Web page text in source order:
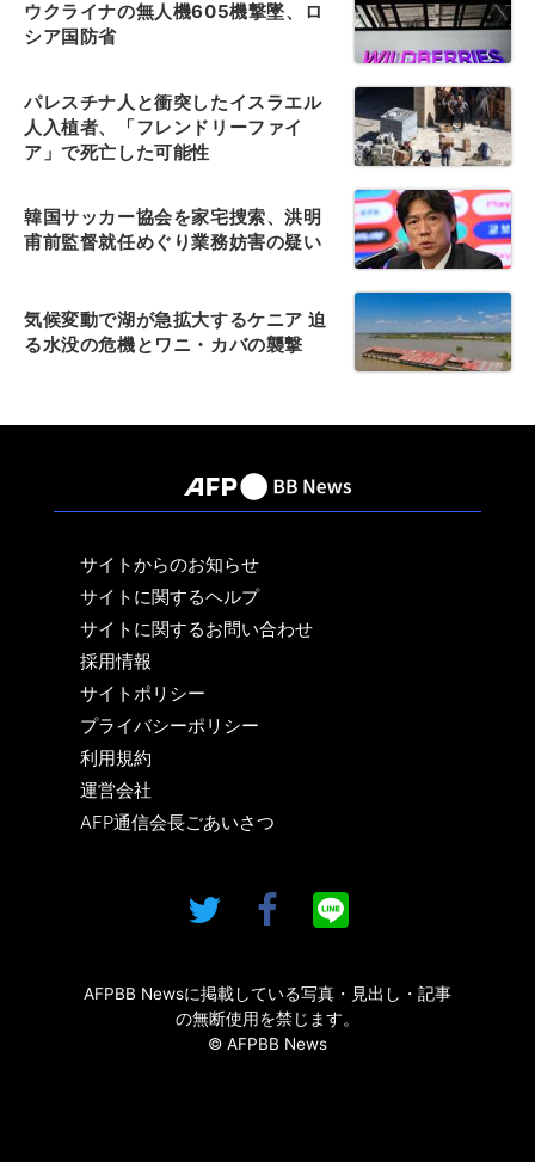
ウクライナの無人機605機撃墜、ロ
シア国防省
パレスチナ人と衝突したイスラエル
人入植者、「フレンドリーファイ
ア」で死亡した可能性
韓国サッカー協会を家宅捜索、洪明
甫前監督就任めぐり業務妨害の疑い
気候変動で湖が急拡大するケニア 迫
る水没の危機とワニ・カバの襲撃
サイトからのお知らせ
サイトに関するヘルプ
サイトに関するお問い合わせ
採用情報
サイトポリシー
プライバシーポリシー
利用規約
運営会社
AFP通信会長ごあいさつ
AFPBB Newsに掲載している写真・見出し・記事
の無断使用を禁じます。
© AFPBB News